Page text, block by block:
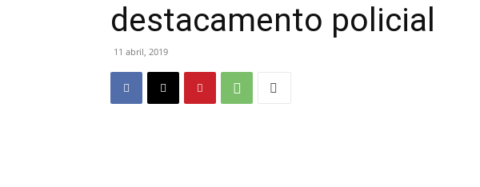
destacamento policial
11 abril, 2019